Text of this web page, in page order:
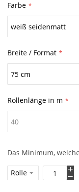
Farbe
Breite / Format
Rollenlänge in m
Das Minimum,